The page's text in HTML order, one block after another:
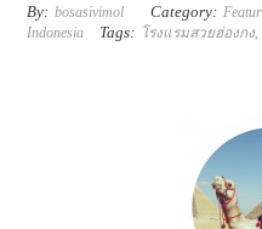
By: bosasivimol Category:
Indonesia
Tags: โรงแรมสวยฮ่องกง,